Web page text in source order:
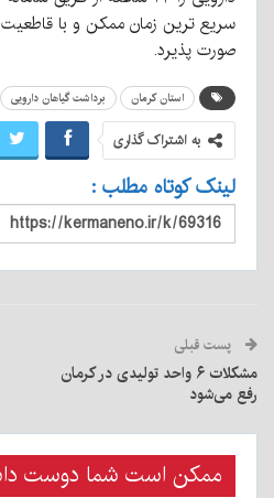
سریع ترین زمان ممکن و با قاطعیت
صورت پذیرد.
استان کرمان برداشت گیاهان دارویی
به اشتراک گذاری
لینک کوتاه مطلب :
پست قبلی
مشکلات ۶ واحد تولیدی در کرمان
رفع می‌شود
ممکن است شما دوست